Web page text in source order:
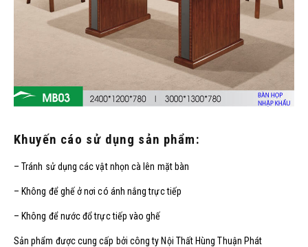
Khuyến cáo sử dụng sản phẩm:
– Tránh sử dụng các vật nhọn cà lên mặt bàn
– Không để ghế ở nơi có ánh nắng trực tiếp
– Không để nước đổ trực tiếp vào ghế
Sản phẩm được cung cấp bởi công ty Nội Thất Hùng Thuận Phát